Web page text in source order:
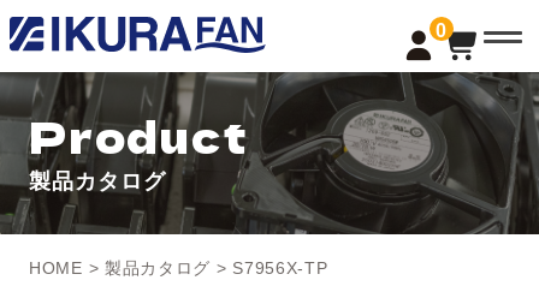
0
t
o
g
l
e
a
v
i
g
a
Product
製品カタログ
HOME > 製品カタログ > S7956X-TP